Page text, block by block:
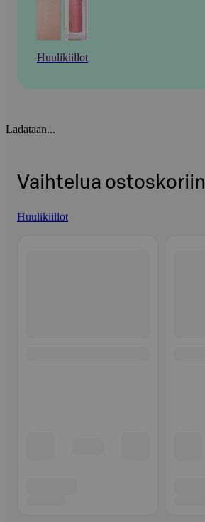
Huulikiillot
Ladataan...
Vaihtelua ostoskoriin
Huulikiillot